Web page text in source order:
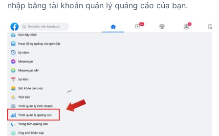
nhập bằng tài khoản quản lý quảng cáo của bạn.